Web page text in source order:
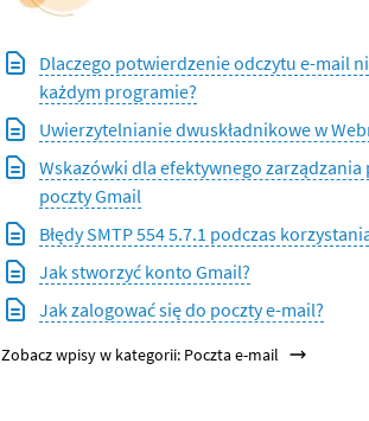
Dlaczego potwierdzenie odczytu e-mail
każdym programie?
Uwierzytelnianie dwuskładnikowe w
Wskazówki dla efektywnego zarządzania
poczty Gmail
Błędy SMTP 554 5.7.1 podczas
Jak stworzyć konto Gmail?
Jak zalogować się do poczty e-mail?
Zobacz wpisy w kategorii: Poczta e-mail